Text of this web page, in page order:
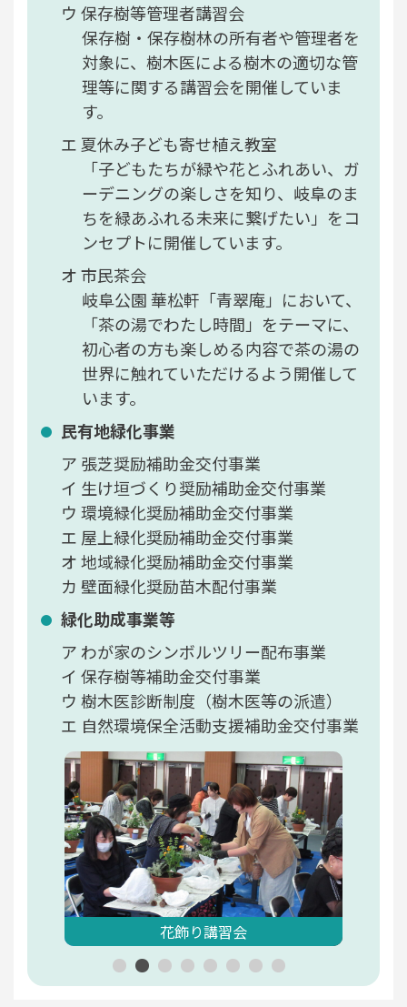
保存樹等管理者講習会
保存樹・保存樹林の所有者や管理者を
対象に、樹木医による樹木の適切な管
理等に関する講習会を開催していま
す。
夏休み子ども寄せ植え教室
「子どもたちが緑や花とふれあい、ガ
ーデニングの楽しさを知り、岐阜のま
ちを緑あふれる未来に繋げたい」をコ
ンセプトに開催しています。
市民茶会
岐阜公園 華松軒「青翠庵」において、
「茶の湯でわたし時間」をテーマに、
初心者の方も楽しめる内容で茶の湯の
世界に触れていただけるよう開催して
います。
民有地緑化事業
張芝奨励補助金交付事業
生け垣づくり奨励補助金交付事業
環境緑化奨励補助金交付事業
屋上緑化奨励補助金交付事業
地域緑化奨励補助金交付事業
壁面緑化奨励苗木配付事業
緑化助成事業等
わが家のシンボルツリー配布事業
保存樹等補助金交付事業
樹木医診断制度（樹木医等の派遣）
自然環境保全活動支援補助金交付事業
花飾り講習会